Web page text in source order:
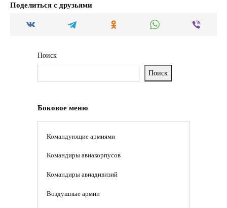
Поделиться с друзьями
Поиск
Поиск
Боковое меню
Командующие армиями
Командиры авиакорпусов
Командиры авиадивизий
Воздушные армии